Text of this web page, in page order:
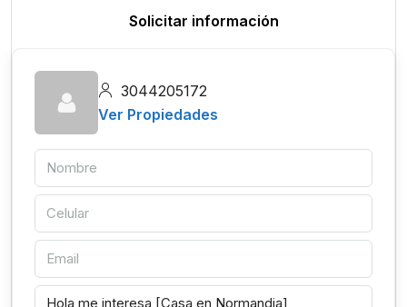
Solicitar información
3044205172
Ver Propiedades